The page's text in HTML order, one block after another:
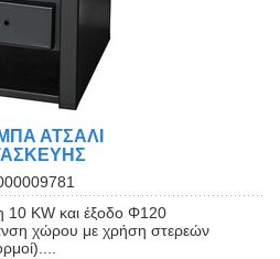
ΑΤΣΑΛΙ
KW και έξοδο Φ120
χώρου με χρήση στερεών